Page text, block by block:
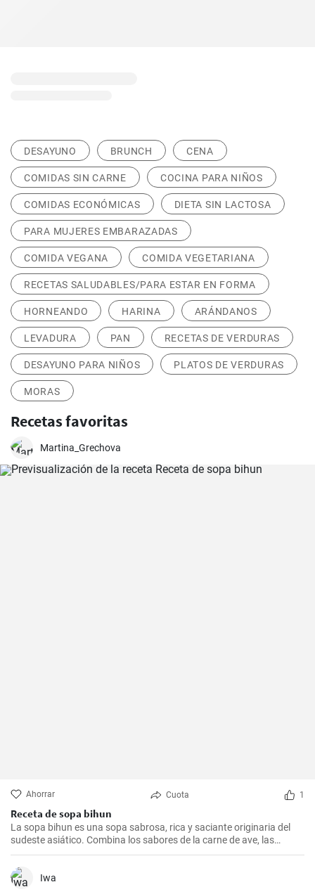
DESAYUNO BRUNCH CENA
COMIDAS SIN CARNE COCINA PARA NIÑOS
COMIDAS ECONÓMICAS DIETA SIN LACTOSA
PARA MUJERES EMBARAZADAS
COMIDA VEGANA COMIDA VEGETARIANA
RECETAS SALUDABLES/PARA ESTAR EN FORMA
HORNEANDO HARINA ARÁNDANOS
LEVADURA PAN RECETAS DE VERDURAS
DESAYUNO PARA NIÑOS PLATOS DE VERDURAS
MORAS
Recetas favoritas
Martina_Grechova
Ahorrar Cuota 1
Receta de sopa bihun
La sopa bihun es una sopa sabrosa, rica y saciante originaria del
sudeste asiático. Combina los sabores de la carne de ave, las
verduras y los fideos de arroz en una sola olla. En casa la
preparamos todas las semanas.
Iwa